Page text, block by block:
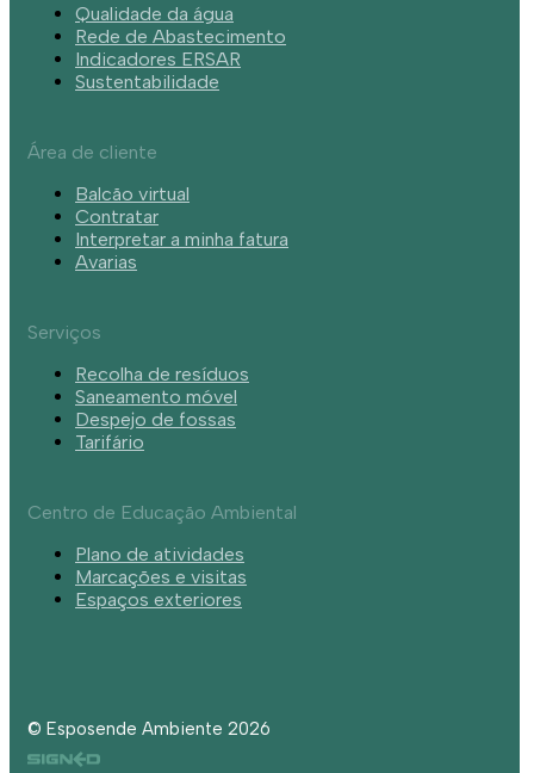
Qualidade da água
Rede de Abastecimento
Indicadores ERSAR
Sustentabilidade
Área de cliente
Balcão virtual
Contratar
Interpretar a minha fatura
Avarias
Serviços
Recolha de resíduos
Saneamento móvel
Despejo de fossas
Tarifário
Centro de Educação Ambiental
Plano de atividades
Marcações e visitas
Espaços exteriores
© Esposende Ambiente 2026